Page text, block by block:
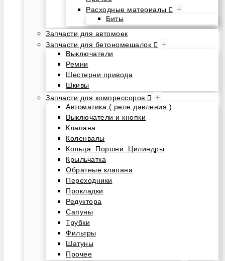
Расходные материалы
+
Биты
Запчасти для автомоек
Запчасти для бетономешалок
+
Выключатели
Ремни
Шестерни привода
Шкивы
Запчасти для компрессоров
+
Автоматика ( реле давления )
Выключатели и кнопки
Клапана
Коленвалы
Кольца. Поршни. Цилиндры
Крыльчатка
Обратные клапана
Переходники
Прокладки
Редуктора
Сапуны
Трубки
Фильтры
Шатуны
Прочее